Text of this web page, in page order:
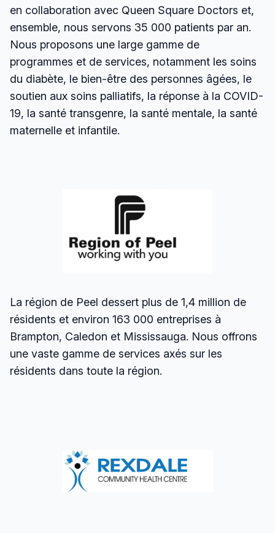
en collaboration avec Queen Square Doctors et,
ensemble, nous servons 35 000 patients par an.
Nous proposons une large gamme de
programmes et de services, notamment les soins
du diabète, le bien-être des personnes âgées, le
soutien aux soins palliatifs, la réponse à la COVID-
19, la santé transgenre, la santé mentale, la santé
maternelle et infantile.
La région de Peel dessert plus de 1,4 million de
résidents et environ 163 000 entreprises à
Brampton, Caledon et Mississauga. Nous offrons
une vaste gamme de services axés sur les
résidents dans toute la région.